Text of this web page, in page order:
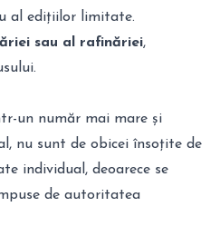
al edițiilor limitate.
sau al rafinăriei,
un număr mai mare și
nu sunt de obicei însoțite de
individual, deoarece se
de autoritatea